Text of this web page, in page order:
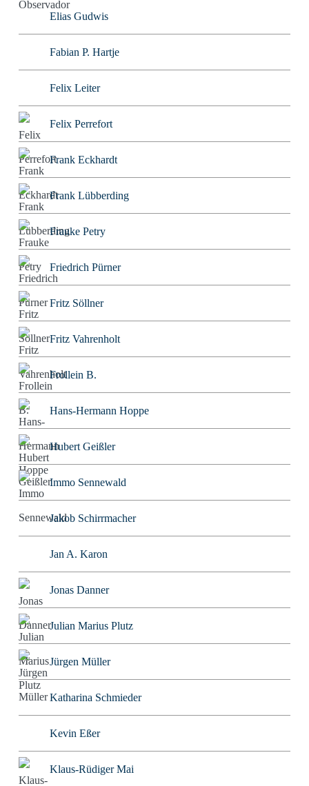
Elias Gudwis
Fabian P. Hartje
Felix Leiter
Felix Perrefort
Frank Eckhardt
Frank Lübberding
Frauke Petry
Friedrich Pürner
Fritz Söllner
Fritz Vahrenholt
Frollein B.
Hans-Hermann Hoppe
Hubert Geißler
Immo Sennewald
Jakob Schirrmacher
Jan A. Karon
Jonas Danner
Julian Marius Plutz
Jürgen Müller
Katharina Schmieder
Kevin Eßer
Klaus-Rüdiger Mai